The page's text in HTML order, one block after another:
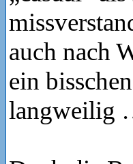
auch nach
ein
langweilig